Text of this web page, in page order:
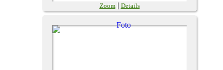
Zoom| Details